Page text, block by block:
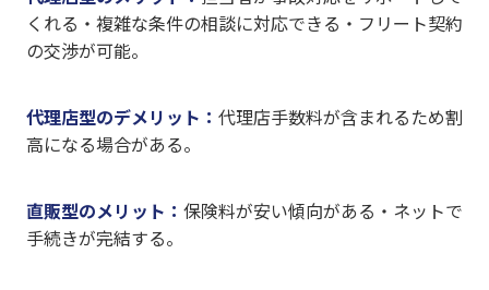
くれる・複雑な条件の相談に対応できる・フリート契約
の交渉が可能。
代理店型のデメリット： 代理店手数料が含まれるため割
高になる場合がある。
直販型のメリット： 保険料が安い傾向がある・ネットで
手続きが完結する。